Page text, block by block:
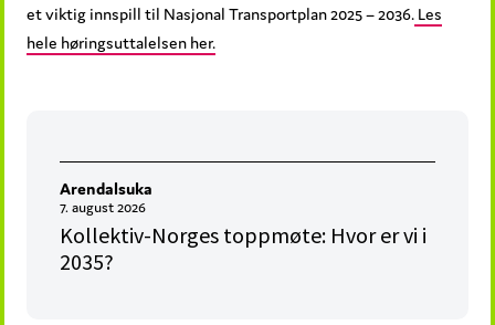
et viktig innspill til Nasjonal Transportplan 2025 – 2036. Les
hele høringsuttalelsen her.
Arendalsuka
7. august 2026
Kollektiv-Norges toppmøte: Hvor er vi i
2035?